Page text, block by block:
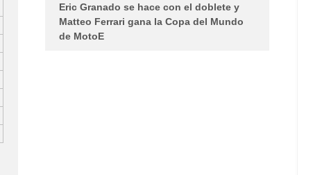
Eric Granado se hace con el doblete y
Matteo Ferrari gana la Copa del Mundo
de MotoE